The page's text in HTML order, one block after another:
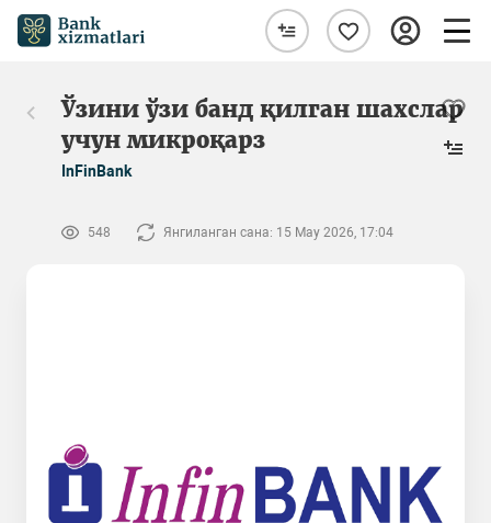
Ўзини ўзи банд қилган шахслар
учун микроқарз
InFinBank
548 Янгиланган сана: 15 May 2026, 17:04